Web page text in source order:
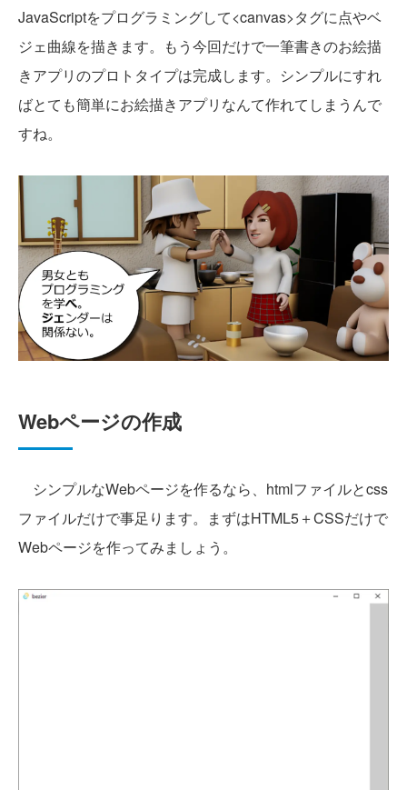
JavaScriptをプログラミングして<canvas>タグに点やベ
ジェ曲線を描きます。もう今回だけで一筆書きのお絵描
きアプリのプロトタイプは完成します。シンプルにすれ
ばとても簡単にお絵描きアプリなんて作れてしまうんで
すね。
Webページの作成
シンプルなWebページを作るなら、htmlファイルとcss
ファイルだけで事足ります。まずはHTML5＋CSSだけで
Webページを作ってみましょう。